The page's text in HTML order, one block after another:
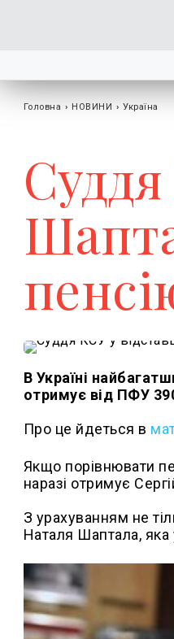
Головна › НОВИНИ › Україна
В Україні
отримує від ПФУ
Про це йдеться в
Якщо порівнювати
наразі отримує
З урахуванням не
Наталя Шаптала,